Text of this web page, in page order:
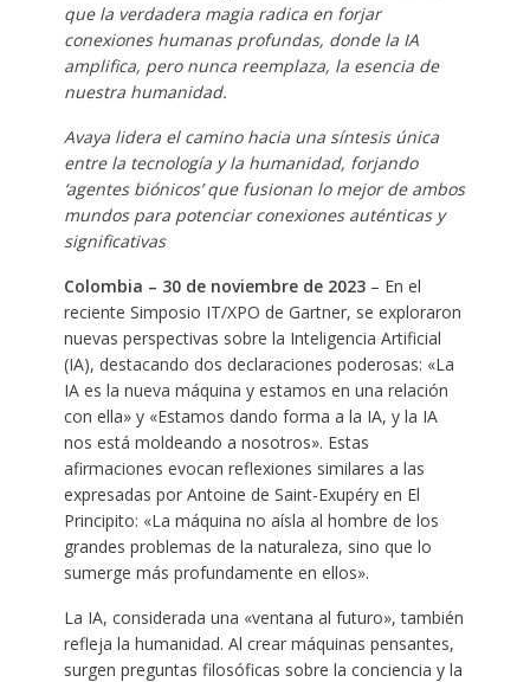
que la verdadera magia radica en forjar
conexiones humanas profundas, donde la IA
amplifica, pero nunca reemplaza, la esencia de
nuestra humanidad.
Avaya lidera el camino hacia una síntesis única
entre la tecnología y la humanidad, forjando
‘agentes biónicos’ que fusionan lo mejor de ambos
mundos para potenciar conexiones auténticas y
significativas
Colombia – 30 de noviembre de 2023– En el
reciente Simposio IT/XPO de Gartner, se exploraron
nuevas perspectivas sobre la Inteligencia Artificial
(IA), destacando dos declaraciones poderosas: «La
IA es la nueva máquina y estamos en una relación
con ella» y «Estamos dando forma a la IA, y la IA
nos está moldeando a nosotros». Estas
afirmaciones evocan reflexiones similares a las
expresadas por Antoine de Saint-Exupéry en El
Principito: «La máquina no aísla al hombre de los
grandes problemas de la naturaleza, sino que lo
sumerge más profundamente en ellos».
La IA, considerada una «ventana al futuro», también
refleja la humanidad. Al crear máquinas pensantes,
surgen preguntas filosóficas sobre la conciencia y la